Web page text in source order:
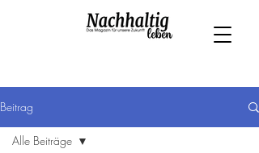
Beitrag
Alle Beiträge